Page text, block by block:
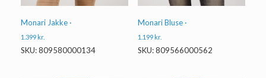
Monari Jakke ·
1.399kr.
SKU: 809580000134
Monari Bluse ·
1.199kr.
SKU: 809566000562